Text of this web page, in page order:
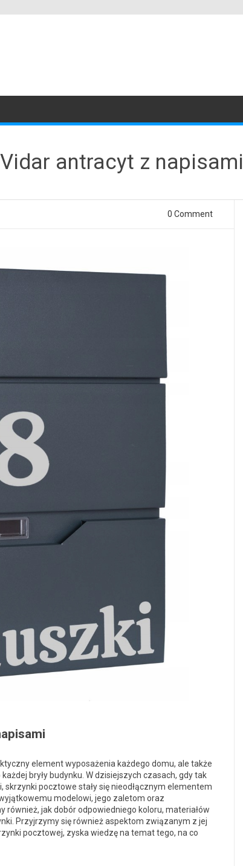
antracyt z napisami
0 Comment
element wyposażenia każdego domu, ale także
bryły budynku. W dzisiejszych czasach, gdy tak
pocztowe stały się nieodłącznym elementem
modelowi, jego zaletom oraz
jak dobór odpowiedniego koloru, materiałów
Przyjrzymy się również aspektom związanym z jej
pocztowej, zyska wiedzę na temat tego, na co